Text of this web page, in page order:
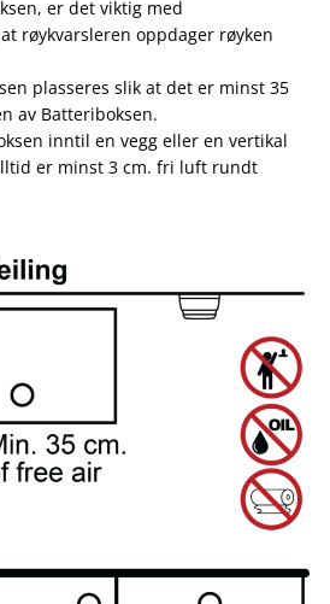
er det viktig med
røykvarsleren oppdager røyken
plasseres slik at det er minst 35
av Batteriboksen.
inntil en vegg eller en vertikal
er minst 3 cm. fri luft rundt